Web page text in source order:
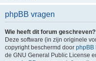
phpBB vragen
Wie heeft dit forum geschreven?
Deze software (in zijn originele
copyright beschermd door phpBB
de GNU General Public License